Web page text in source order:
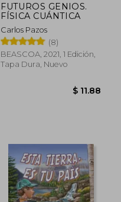
FUTUROS GENIOS.
FÍSICA CUÁNTICA
Carlos Pazos
(8)
BEASCOA, 2021, 1 Edición,
Tapa Dura, Nuevo